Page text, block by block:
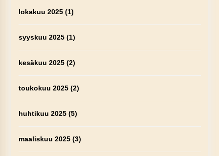
lokakuu 2025(1)
syyskuu 2025(1)
kesäkuu 2025(2)
toukokuu 2025(2)
huhtikuu 2025(5)
maaliskuu 2025(3)